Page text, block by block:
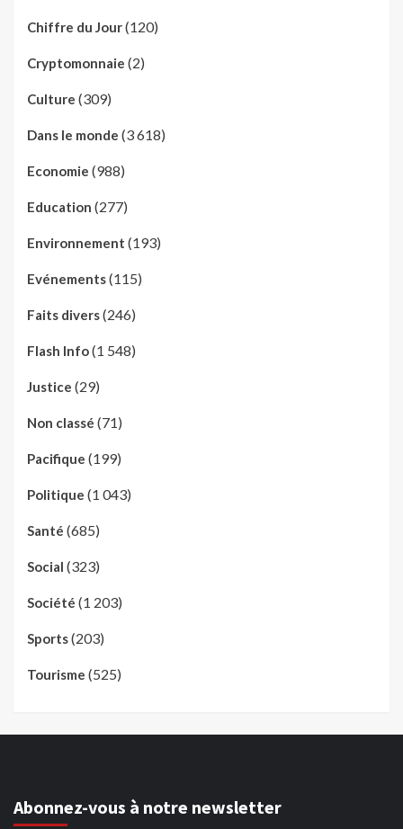
Chiffre du Jour(120)
Cryptomonnaie (2)
Culture (309)
Dans le monde (3 618)
Economie (988)
Education (277)
Environnement (193)
Evénements(115)
Faits divers(246)
Flash Info(1 548)
Justice (29)
Non classé (71)
Pacifique (199)
Politique (1 043)
Santé (685)
Social (323)
Société (1 203)
Sports(203)
Tourisme (525)
Abonnez-vous à notre newsletter